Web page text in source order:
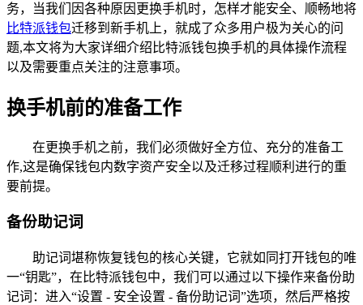
务，当我们因各种原因更换手机时，怎样才能安全、顺畅地将
比特派钱包迁移到新手机上，就成了众多用户极为关心的问
题,本文将为大家详细介绍比特派钱包换手机的具体操作流程
以及需要重点关注的注意事项。
换手机前的准备工作
在更换手机之前，我们必须做好全方位、充分的准备工
作,这是确保钱包内数字资产安全以及迁移过程顺利进行的重
要前提。
备份助记词
助记词堪称恢复钱包的核心关键，它就如同打开钱包的唯
一“钥匙”，在比特派钱包中，我们可以通过以下操作来备份助
记词：进入“设置 - 安全设置 - 备份助记词”选项，然后严格按